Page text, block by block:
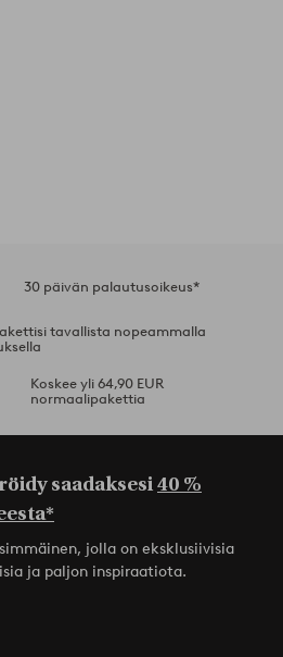
30 päivän palautusoikeus*
tavallista nopeammalla
Koskee yli 64,90 EUR
normaalipakettia
saadaksesi40 %
jolla on eksklusiivisia
ja paljon inspiraatiota.